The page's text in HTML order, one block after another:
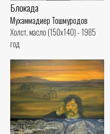
Блокада
Мухаммадиер Тошмуродов
Холст, масло (150x140) - 1985
год